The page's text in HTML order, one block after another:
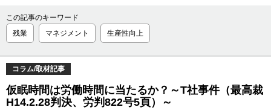
この記事のキーワード
残業
マネジメント 生産性向上
コラム/取材記事
仮眠時間は労働時間に当たるか？～T社事件（最高裁
H14.2.28判決、労判822号5頁）～